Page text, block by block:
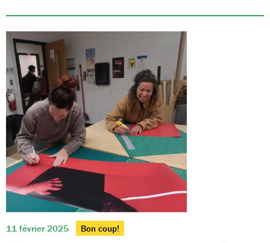
11 février 2025 Bon coup!